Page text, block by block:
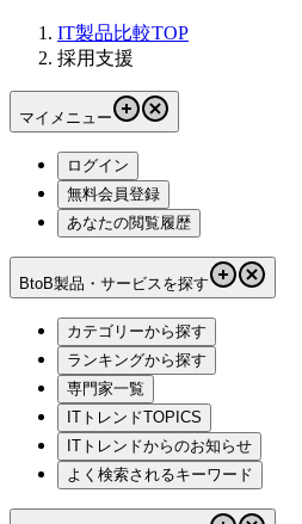
IT製品比較TOP
採用支援
マイメニュー
ログイン
無料会員登録
あなたの閲覧履歴
BtoB製品・サービスを探す
カテゴリーから探す
ランキングから探す
専門家一覧
ITトレンドTOPICS
ITトレンドからのお知らせ
よく検索されるキーワード